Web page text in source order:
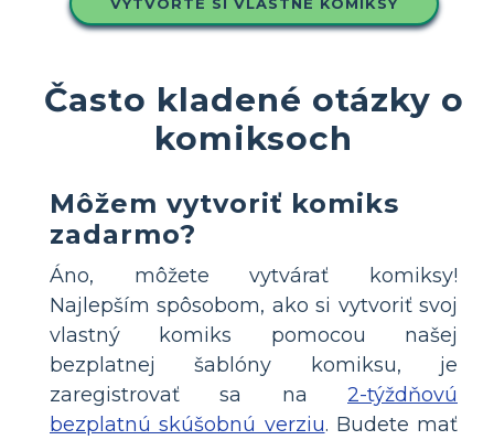
Často kladené otázky o
komiksoch
Môžem vytvoriť komiks
zadarmo?
Áno, môžete vytvárať komiksy!
Najlepším spôsobom, ako si vytvoriť svoj
vlastný komiks pomocou našej
bezplatnej šablóny komiksu, je
zaregistrovať sa na 2-týždňovú
bezplatnú skúšobnú verziu. Budete mať